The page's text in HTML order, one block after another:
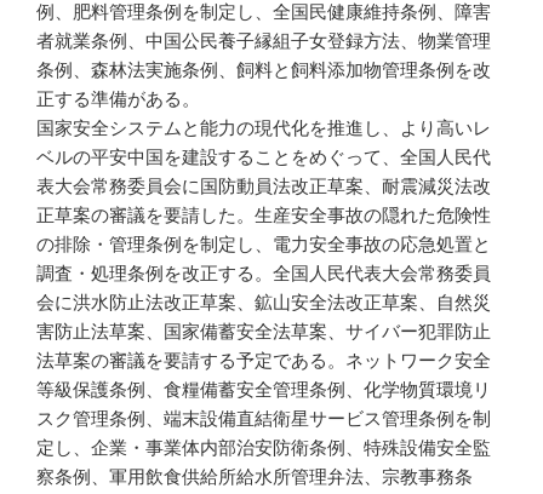
例、肥料管理条例を制定し、全国民健康維持条例、障害
者就業条例、中国公民養子縁組子女登録方法、物業管理
条例、森林法実施条例、飼料と飼料添加物管理条例を改
正する準備がある。
国家安全システムと能力の現代化を推進し、より高いレ
ベルの平安中国を建設することをめぐって、全国人民代
表大会常務委員会に国防動員法改正草案、耐震減災法改
正草案の審議を要請した。生産安全事故の隠れた危険性
の排除・管理条例を制定し、電力安全事故の応急処置と
調査・処理条例を改正する。全国人民代表大会常務委員
会に洪水防止法改正草案、鉱山安全法改正草案、自然災
害防止法草案、国家備蓄安全法草案、サイバー犯罪防止
法草案の審議を要請する予定である。ネットワーク安全
等級保護条例、食糧備蓄安全管理条例、化学物質環境リ
スク管理条例、端末設備直結衛星サービス管理条例を制
定し、企業・事業体内部治安防衛条例、特殊設備安全監
察条例、軍用飲食供給所給水所管理弁法、宗教事務条